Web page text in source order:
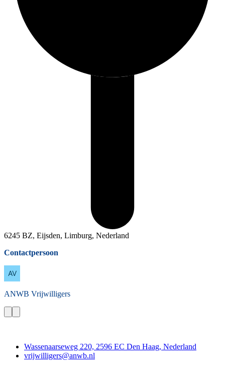
6245 BZ, Eijsden, Limburg, Nederland
Contactpersoon
ANWB Vrijwilligers
Wassenaarseweg 220, 2596 EC Den Haag, Nederland
vrijwilligers@anwb.nl